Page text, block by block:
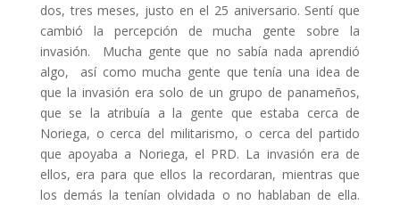
dos, tres meses, justo en el 25 aniversario. Sentí que
cambió la percepción de mucha gente sobre la
invasión. Mucha gente que no sabía nada aprendió
algo, así como mucha gente que tenía una idea de
que la invasión era solo de un grupo de panameños,
que se la atribuía a la gente que estaba cerca de
Noriega, o cerca del militarismo, o cerca del partido
que apoyaba a Noriega, el PRD. La invasión era de
ellos, era para que ellos la recordaran, mientras que
los demás la tenían olvidada o no hablaban de ella.